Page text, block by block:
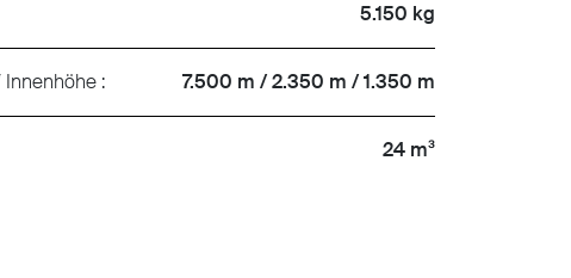
5.150 kg
: 7.500 m / 2.350 m / 1.350 m
24 m³